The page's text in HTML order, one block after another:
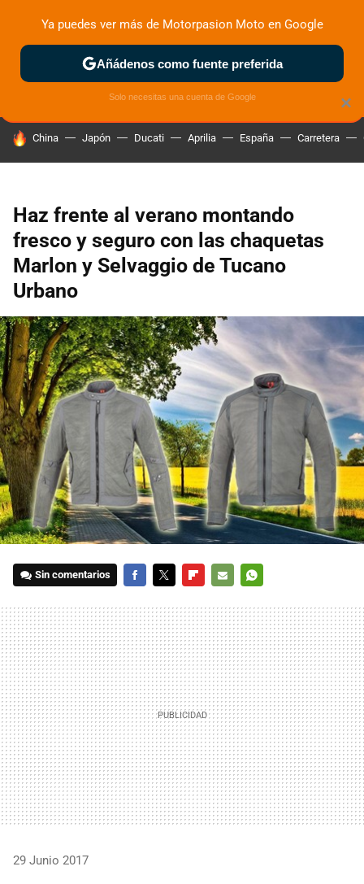
ZONA DE PRUEBAS DEPORTIVAS MOTOS ELÉCTRICAS
HOY SE HABLA DE
China Japón Ducati Aprilia España Carretera
Haz frente al verano montando
fresco y seguro con las chaquetas
Marlon y Selvaggio de Tucano
Urbano
Sin comentarios
MAIL
29 Junio 2017
×
Ya puedes ver más de Motorpasion Moto en Google
Añádenos como fuente preferida
Solo necesitas una cuenta de Google